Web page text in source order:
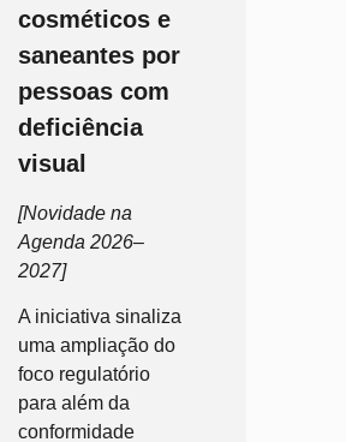
cosméticos e
saneantes por
pessoas com
deficiência
visual
[Novidade na
Agenda 2026–
2027]
A iniciativa sinaliza
uma ampliação do
foco regulatório
para além da
conformidade